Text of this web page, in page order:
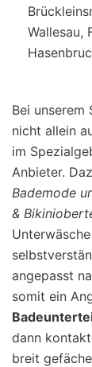
Wallesau,
Bei
nicht allein
im
Anbieter.
Bademode
&
angepasst
somit ein
dann
breit